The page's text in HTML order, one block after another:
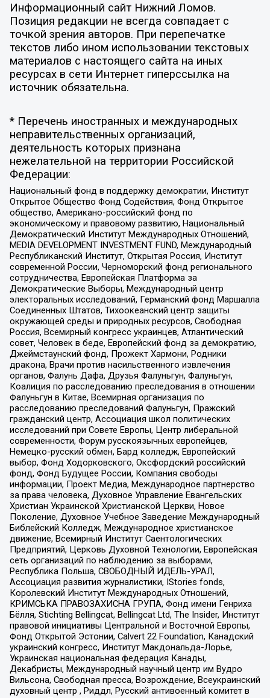
Информационный сайт Нижний Ломов.
Позиция редакции не всегда совпадает с
точкой зрения авторов. При перепечатке
текстов либо ином использовании текстовых
материалов с настоящего сайта на иных
ресурсах в сети Интернет гиперссылка на
источник обязательна.
* Перечень иностранных и международных
неправительственных организаций,
деятельность которых признана
нежелательной на территории Российской
Федерации:
Национальный фонд в поддержку демократии, Институт
Открытое Общество Фонд Содействия, Фонд Открытое
общество, Американо-российский фонд по
экономическому и правовому развитию, Национальный
Демократический Институт Международных Отношений,
MEDIA DEVELOPMENT INVESTMENT FUND, Международный
Республиканский Институт, Открытая Россия, Институт
современной России, Черноморский фонд регионального
сотрудничества, Европейская Платформа за
Демократические Выборы, Международный центр
электоральных исследований, Германский фонд Маршалла
Соединенных Штатов, Тихоокеанский центр защиты
окружающей среды и природных ресурсов, Свободная
Россия, Всемирный конгресс украинцев, Атлантический
совет, Человек в беде, Европейский фонд за демократию,
Джеймстаунский фонд, Прожект Хармони, Родники
дракона, Врачи против насильственного извлечения
органов, Фалунь Дафа, Друзья Фалуньгун, Фалуньгун,
Коалиция по расследованию преследования в отношении
Фалуньгун в Китае, Всемирная организация по
расследованию преследований Фалуньгун, Пражский
гражданский центр, Ассоциация школ политических
исследований при Совете Европы, Центр либеральной
современности, Форум русскоязычных европейцев,
Немецко-русский обмен, Бард колледж, Европейский
выбор, Фонд Ходорковского, Оксфордский российский
фонд, Фонд Будущее России, Компания свободы
информации, Проект Медиа, Международное партнерство
за права человека, Духовное Управление Евангельских
Христиан Украинской Христианской Церкви, Новое
Поколение, Духовное Учебное Заведение Международный
Библейский Колледж, Международное христианское
движение, Всемирный Институт Саентологических
Предприятий, Церковь Духовной Технологии, Европейская
сеть организаций по наблюдению за выборами,
Республика Польша, СВОБОДНЫЙ ИДЕЛЬ-УРАЛ,
Ассоциация развития журналистики, IStories fonds,
Королевский Институт Международных Отношений,
КРИМСЬКА ПРАВОЗАХИСНА ГРУПА, Фонд имени Генриха
Бёлля, Stichting Bellingcat, Bellingcat Ltd, The Insider, Институт
правовой инициативы Центральной и Восточной Европы,
Фонд Открытой Эстонии, Calvert 22 Foundation, Канадский
украинский конгресс, Институт Макдональда-Лорье,
Украинская национальная федерация Канады,
Декабристы, Международный научный центр им Вудро
Вильсона, Свободная пресса, Возрождение, Всеукраинский
духовный центр , Риддл, Русский антивоенный комитет в